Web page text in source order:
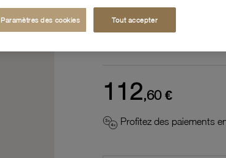
112,60 €
Profitez des paiements
Paramètres des cookies Tout accepter